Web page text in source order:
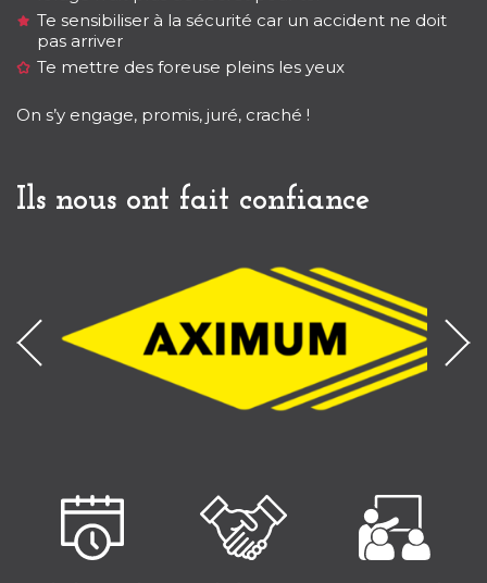
Te sensibiliser à la sécurité car un accident ne doit
pas arriver
Te mettre des foreuse pleins les yeux
On s’y engage, promis, juré, craché !
Ils nous ont fait confiance